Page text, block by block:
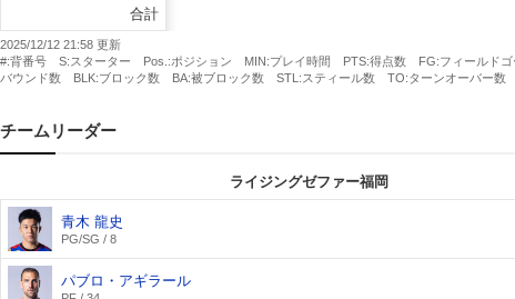
合計
2025/12/12 21:58
#:背番号 S:スターター Pos.:ポジション MIN:プレイ時間 PTS:得点数 FG:フィールド
バウンド数 BLK:ブロック数 BA:被ブロック数 STL:スティール数 TO:ターンオーバー
チームリーダー
ライジングゼファー福岡
青木 龍史
PG/SG / 8
パブロ・アギラール